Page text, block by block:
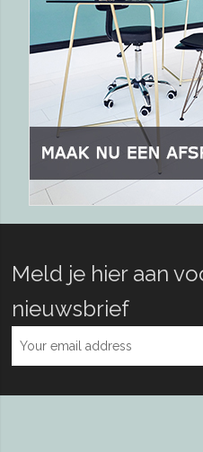
Meld je hier aan
nieuwsbrief